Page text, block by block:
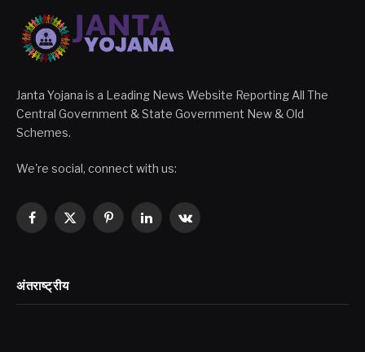
Janta Yojana is a Leading News Website Reporting All The
Central Government & State Government New & Old
Schemes.
We're social, connect with us:
Facebook
X
PinterestLinkedInVKontakte
अंतराष्ट्रीय